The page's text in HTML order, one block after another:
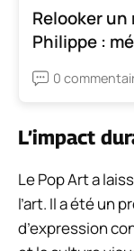
Relooker
Philippe :
0
L’impact
Le Pop Art a
l’art. Il a été un
d’expression